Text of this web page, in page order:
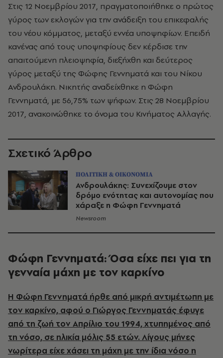
Στις 12 Νοεμβρίου 2017, πραγματοποιήθηκε ο πρώτος
γύρος των εκλογών για την ανάδειξη του επικεφαλής
του νέου κόμματος, μεταξύ εννέα υποψηφίων. Επειδή
κανένας από τους υποψηφίους δεν κέρδισε την
απαιτούμενη πλειοψηφία, διεξήχθη και δεύτερος
γύρος μεταξύ της Φώφης Γεννηματά και του Νίκου
Ανδρουλάκη. Νικητής αναδείχθηκε η Φώφη
Γεννηματά, με 56,75% των ψήφων. Στις 28 Νοεμβρίου
2017, ανακοινώθηκε το όνομα του Κινήματος Αλλαγής.
Σχετικό Άρθρο
ΠΟΛΙΤΙΚΗ & ΟΙΚΟΝΟΜΙΑ
Ανδρουλάκης: Συνεχίζουμε στον
δρόμο ενότητας και αυτονομίας που
χάραξε η Φώφη Γεννηματά
Newsroom
Φώφη Γεννηματά: Όσα είχε πει για τη
γενναία μάχη με τον καρκίνο
Η Φώφη Γεννηματά ήρθε από μικρή αντιμέτωπη με
τον καρκίνο, αφού ο Γιώργος Γεννηματάς έφυγε
από τη ζωή τον Απρίλιο του 1994, χτυπημένος από
τη νόσο, σε ηλικία μόλις 55 ετών. Λίγους μήνες
νωρίτερα είχε χάσει τη μάχη με την ίδια νόσο η